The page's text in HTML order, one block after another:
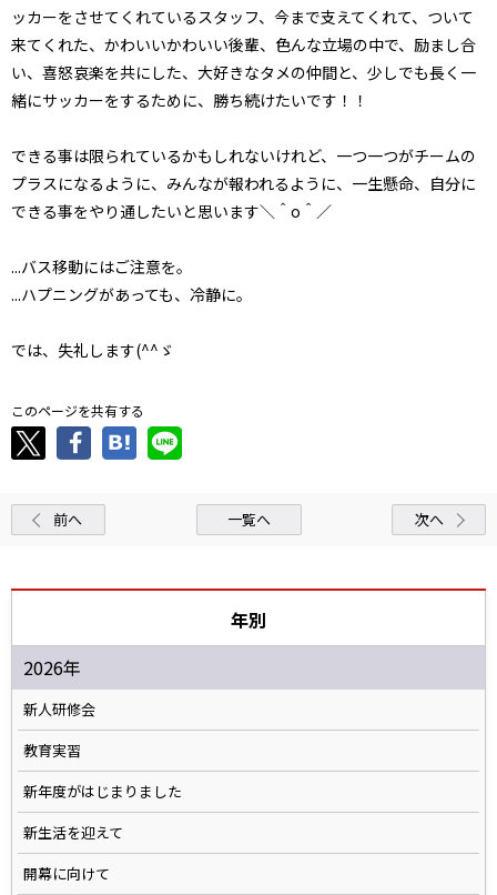
ッカーをさせてくれているスタッフ、今まで支えてくれて、ついて
来てくれた、かわいいかわいい後輩、色んな立場の中で、励まし合
い、喜怒哀楽を共にした、大好きなタメの仲間と、少しでも長く一
緒にサッカーをするために、勝ち続けたいです！！
できる事は限られているかもしれないけれど、一つ一つがチームの
プラスになるように、みんなが報われるように、一生懸命、自分に
できる事をやり通したいと思います＼＾o＾／
...バス移動にはご注意を。
...ハプニングがあっても、冷静に。
では、失礼します(^^ゞ
このページを共有する
前へ 一覧へ 次へ
年別
2026年
新人研修会
教育実習
新年度がはじまりました
新生活を迎えて
開幕に向けて